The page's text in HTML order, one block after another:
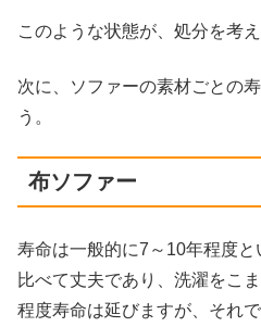
このような状態が、処分を考
次に、ソファーの素材ごとの
う。
布ソファー
寿命は一般的に7～10年程度
比べて丈夫であり、洗濯をこ
程度寿命は延びますが、それ